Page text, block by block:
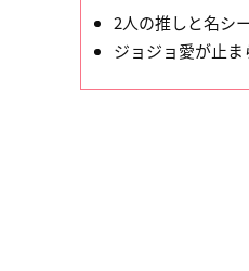
2人の推しと名シ
ジョジョ愛が止